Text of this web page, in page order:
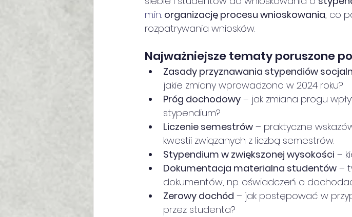
m.in. organizację procesu wnioskowania, co
rozpatrywania wniosków.
Najważniejsze tematy poruszone
Zasady przyznawania stypendiów
jakie zmiany wprowadzono w 2024 roku?
Próg dochodowy – jak zmiana progu
stypendium?
Liczenie semestrów – praktyczne
kwestii związanych z liczbą semestrów.
Stypendium w zwiększonej wysokości –
Dokumentacja materialna studentów –
dokumentów, np. oświadczeń o
Zerowy dochód – jak postępować w
przez studenta?